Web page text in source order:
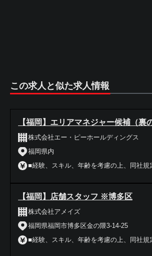
この求人と似た求人情報
【福岡】エリアマネジャー候補（裏
株式会社エー・ピーホールディングス
福岡県内
■経験、スキル、年齢を考慮の上、同社規
【福岡】店舗スタッフ ※博多区
株式会社アメイズ
福岡県福岡市博多区金の隈3-14-25
■経験、スキル、年齢を考慮の上、同社規